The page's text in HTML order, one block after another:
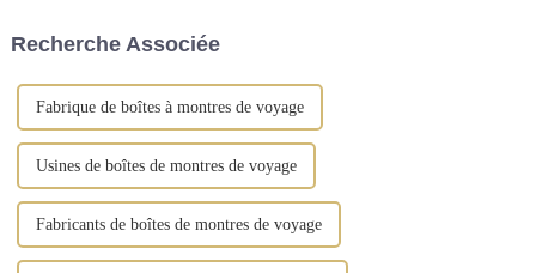
des finitions dorées vintage.
Recherche Associée
Fabrique de boîtes à montres de voyage
Usines de boîtes de montres de voyage
Fabricants de boîtes de montres de voyage